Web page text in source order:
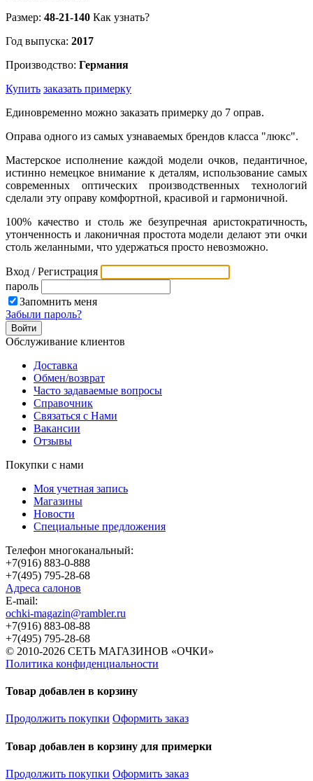
Размер: 48-21-140 Как узнать?
Год выпуска: 2017
Производство: Германия
Купить заказать примерку
Единовременно можно заказать примерку до 7 оправ.
Оправа одного из самых узнаваемых брендов класса "люкс".
Мастерское исполнение каждой модели очков, педантичное,
истинно немецкое внимание к деталям, использование самых
современных оптических производственных технологий
сделали эту оправу комфортной, красивой и гармоничной.
100% качество и столь же безупречная аристократичность,
утонченность и лаконичная простота модели делают эти очки
столь желанными, что удержаться просто невозможно.
Вход / Регистрация
пароль
Запомнить меня
Забыли пароль?
Обслуживание клиентов
Доставка
Обмен/возврат
Часто задаваемые вопросы
Справочник
Связаться с Нами
Вакансии
Отзывы
Покупки с нами
Моя учетная запись
Магазины
Новости
Специальные предложения
Телефон многоканальный:
+7(916) 883-0-888
+7(495) 795-28-68
Адреса салонов
Е-mail:
ochki-magazin@rambler.ru
+7(916) 883-08-88
+7(495) 795-28-68
© 2010-2026 СЕТЬ МАГАЗИНОВ «ОЧКИ»
Политика конфиденциальности
Товар добавлен в корзину
Продолжить покупки Оформить заказ
Товар добавлен в корзину для примерки
Продолжить покупки Оформить заказ